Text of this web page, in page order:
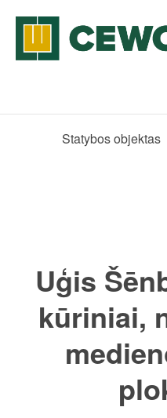
Statybos objektas
Uģis
kūriniai,